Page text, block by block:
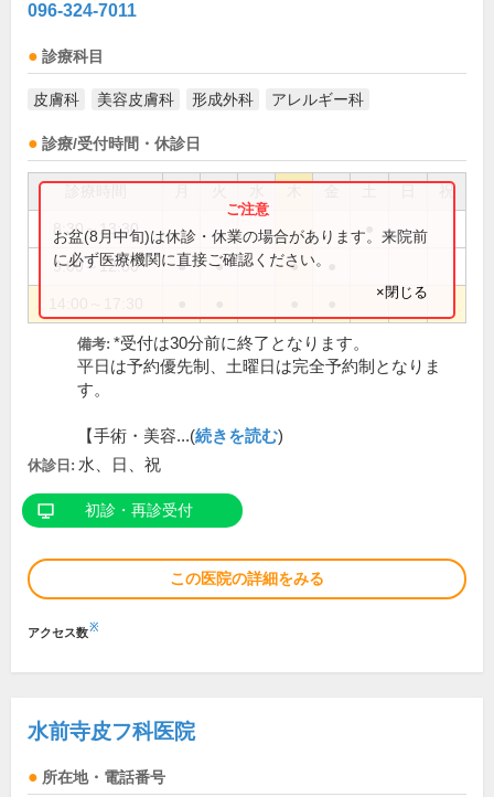
096-324-7011
診療科目
皮膚科 美容皮膚科 形成外科 アレルギー科
診療/受付時間・休診日
祝
8:30～13:30
9:00～12:00 ● ● ●
お盆(8月中旬)は休診・休業の場合があります。来院前
に必ず医療機関に直接ご確認ください。
×閉じる
備考: *受付は30分前に終了となります。
平日は予約優先制、土曜日は完全予約制となりま
す。
【手術・美容...(続きを読む)
休診日: 水、日、祝
初診・再診受付
この医院の詳細をみる
アクセス数※
水前寺皮フ科医院
所在地・電話番号